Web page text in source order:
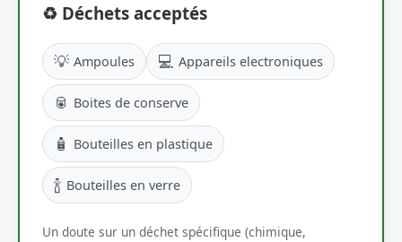
♻️ Déchets acceptés
💡 Ampoules 💻 Appareils electroniques
🥫 Boites de conserve
🧴 Bouteilles en plastique
🍾 Bouteilles en verre
Un doute sur un déchet spécifique (chimique,